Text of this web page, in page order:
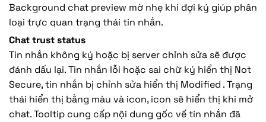
Background chat preview mờ nhẹ khi đợi ký giúp phân
loại trực quan trạng thái tin nhắn.
Chat trust status
Tin nhắn không ký hoặc bị server chỉnh sửa sẽ được
đánh dấu lại. Tin nhắn lỗi hoặc sai chữ ký hiển thị Not
Secure, tin nhắn bị chỉnh sửa hiển thị Modified . Trạng
thái hiển thị bằng màu và icon, icon sẽ hiển thị khi mở
chat. Tooltip cung cấp nội dung gốc về tin nhắn đã